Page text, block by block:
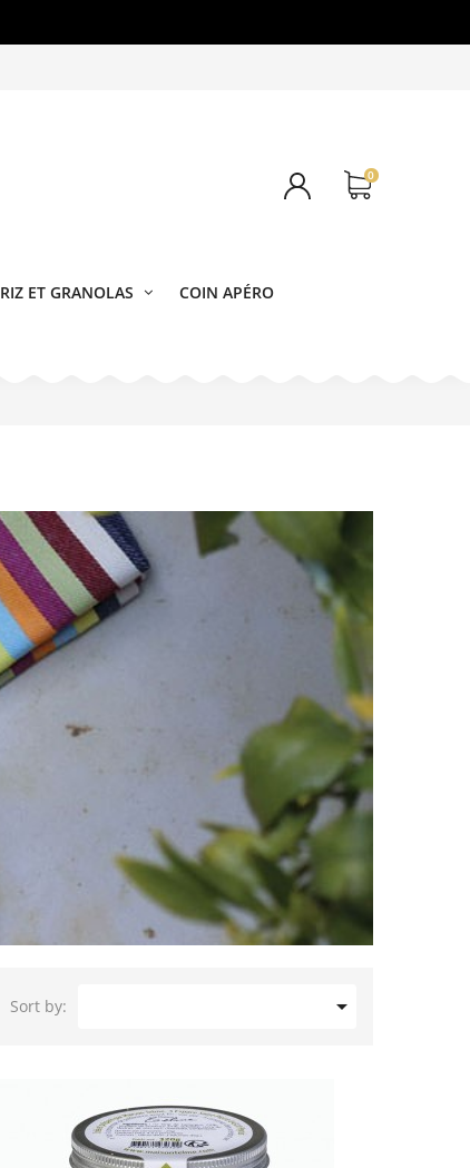
0
RIZ ET GRANOLAS COIN APÉRO

Sort by: